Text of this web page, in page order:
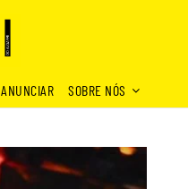
ANUNCIAR SOBRE NÓS